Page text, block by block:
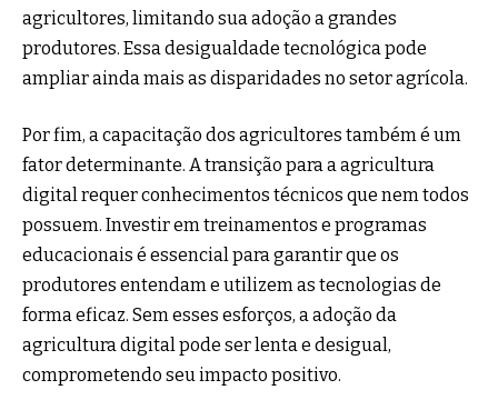
agricultores, limitando sua adoção a grandes
produtores. Essa desigualdade tecnológica pode
ampliar ainda mais as disparidades no setor agrícola.
Por fim, a capacitação dos agricultores também é um
fator determinante. A transição para a agricultura
digital requer conhecimentos técnicos que nem todos
possuem. Investir em treinamentos e programas
educacionais é essencial para garantir que os
produtores entendam e utilizem as tecnologias de
forma eficaz. Sem esses esforços, a adoção da
agricultura digital pode ser lenta e desigual,
comprometendo seu impacto positivo.